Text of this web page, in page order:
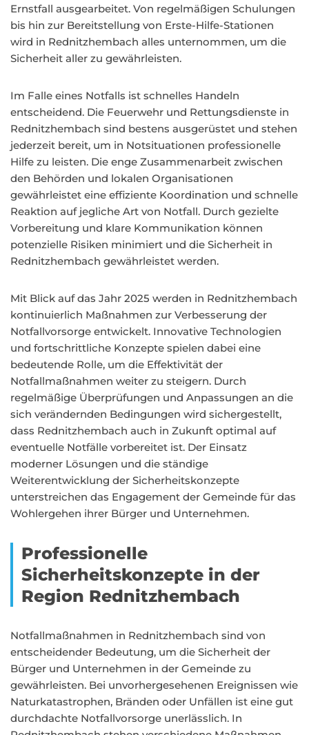
Ernstfall ausgearbeitet. Von regelmäßigen Schulungen
bis hin zur Bereitstellung von Erste-Hilfe-Stationen
wird in Rednitzhembach alles unternommen, um die
Sicherheit aller zu gewährleisten.
Im Falle eines Notfalls ist schnelles Handeln
entscheidend. Die Feuerwehr und Rettungsdienste in
Rednitzhembach sind bestens ausgerüstet und stehen
jederzeit bereit, um in Notsituationen professionelle
Hilfe zu leisten. Die enge Zusammenarbeit zwischen
den Behörden und lokalen Organisationen
gewährleistet eine effiziente Koordination und schnelle
Reaktion auf jegliche Art von Notfall. Durch gezielte
Vorbereitung und klare Kommunikation können
potenzielle Risiken minimiert und die Sicherheit in
Rednitzhembach gewährleistet werden.
Mit Blick auf das Jahr 2025 werden in Rednitzhembach
kontinuierlich Maßnahmen zur Verbesserung der
Notfallvorsorge entwickelt. Innovative Technologien
und fortschrittliche Konzepte spielen dabei eine
bedeutende Rolle, um die Effektivität der
Notfallmaßnahmen weiter zu steigern. Durch
regelmäßige Überprüfungen und Anpassungen an die
sich verändernden Bedingungen wird sichergestellt,
dass Rednitzhembach auch in Zukunft optimal auf
eventuelle Notfälle vorbereitet ist. Der Einsatz
moderner Lösungen und die ständige
Weiterentwicklung der Sicherheitskonzepte
unterstreichen das Engagement der Gemeinde für das
Wohlergehen ihrer Bürger und Unternehmen.
Professionelle
Sicherheitskonzepte in der
Region Rednitzhembach
Notfallmaßnahmen in Rednitzhembach sind von
entscheidender Bedeutung, um die Sicherheit der
Bürger und Unternehmen in der Gemeinde zu
gewährleisten. Bei unvorhergesehenen Ereignissen wie
Naturkatastrophen, Bränden oder Unfällen ist eine gut
durchdachte Notfallvorsorge unerlässlich. In